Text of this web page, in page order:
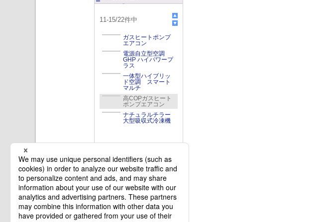
11-15/22件中
ガスヒートポンプ
エアコン
電源自立型空調
GHP ハイパワープ
ラス
一体型ハイブリッ
ド空調 スマート
マルチ
高COPガスヒート
ポンプエアコン
ナチュラルチラー
大型吸収式冷凍機